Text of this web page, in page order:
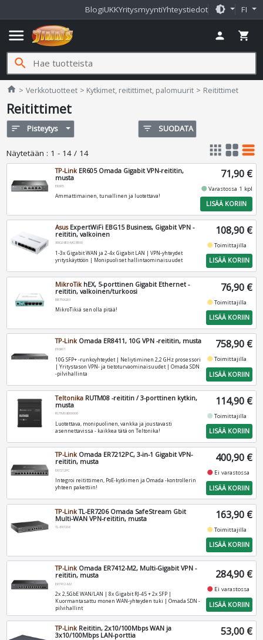
BlogiUKKYritysmyyntiYhteystiedot brightness_medium FI
menu person shopping_cart
search
home Jimms.fi
Verkkotuotteet Kytkimet, reitittimet, palomuurit Reitittimet
Reitittimet
sort Pisteytys filter_list SUODATA
Näytetään : 1 - 14 / 14 apps grid_view table_rows
TP-Link ER605 Omada Gigabit VPN-reititin,
musta
ER605
Ammattimainen, turvallinen ja luotettava!
71,90 €
fiber_manual_recordVarastossa 1 kpl
LISÄÄ KORIIN
AsusExpertWiFi EBG15 Business, Gigabit VPN -
reititin, valkoinen
90IG08E0-MO3B00
1-3x Gigabit WAN ja 2-4x Gigabit LAN | VPN-yhteydet
yrityskäyttöön | Monipuoliset hallintaominaisuudet
108,90 €
fiber_manual_recordToimittajilla
LISÄÄ KORIIN
MikroTik hEX, 5-porttinen Gigabit Ethernet -
reititin, valkoinen/turkoosi
RB750GR3
MikroTikiä sen olla pitää!
76,90 €
fiber_manual_recordToimittajilla
LISÄÄ KORIIN
TP-LinkOmada ER8411, 10G VPN -reititin, musta
ER8411
10G SFP+ -runkoyhteydet | Neliytiminen 2,2 GHz prosessori
| Yritystason VPN- ja tietoturvaominaisuudet | Omada SDN
-pilvihallinta
758,90 €
fiber_manual_recordToimittajilla
LISÄÄ KORIIN
Teltonika RUTM08 -reititin / 3-porttinen kytkin,
musta
RUTM08000000
Luotettava, monipuolinen, vankka ja joustavasti
asennettavissa - kaikkea tätä on Teltonika!
114,90 €
fiber_manual_recordToimittajilla
LISÄÄ KORIIN
TP-LinkOmada ER7212PC, 3-in-1 Gigabit VPN-
reititin, musta
ER7212PC
Integroi reitittimen, PoE-kytkimen ja Omada -kontrollerin
yhteen pakettiin!
400,90 €
fiber_manual_record Ei varastossa
LISÄÄ KORIIN
TP-LinkTL-ER7206 Omada SafeStream Gbit
Multi-WAN VPN-reititin, musta
TL-ER7206
163,90 €
fiber_manual_recordToimittajilla
LISÄÄ KORIIN
TP-LinkOmada ER7412-M2, Multi-Gigabit VPN -
reititin, musta
ER7412-M2
2x 2,5GbE WAN/LAN | 8x Gigabit RJ-45 + 2x SFP |
Kuormantasattu monen WAN-yhteyden tuki | Omada SDN -
pilvihallint
284,90 €
fiber_manual_record Ei varastossa
LISÄÄ KORIIN
TP-Link Reititin, 2x10/100Mbps WAN ja
3x10/100Mbps LAN-porttia
53,00 €